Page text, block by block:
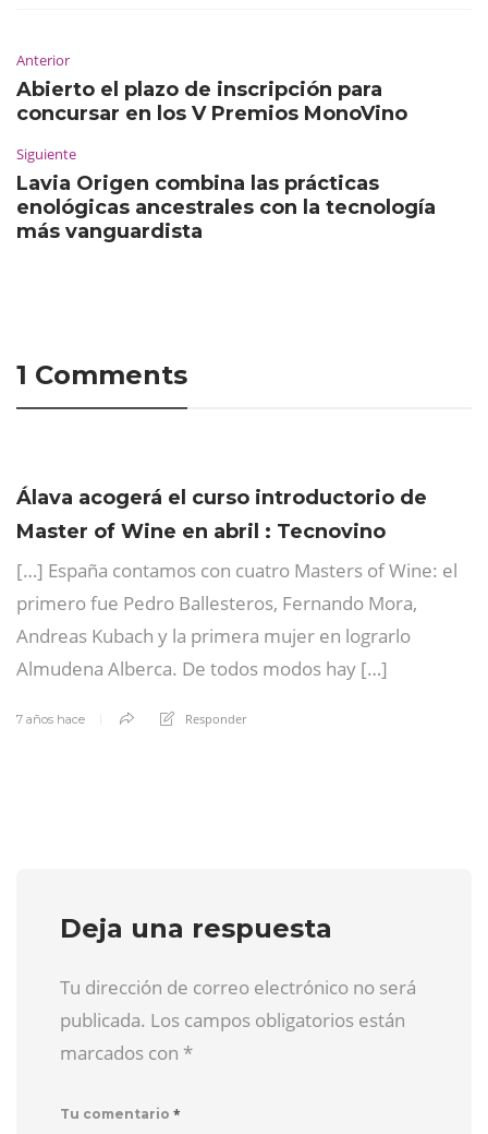
Anterior
Abierto el plazo de inscripción para
concursar en los V Premios MonoVino
Siguiente
Lavia Origen combina las prácticas
enológicas ancestrales con la tecnología
más vanguardista
1 Comments
Álava acogerá el curso introductorio de
Master of Wine en abril : Tecnovino
[…] España contamos con cuatro Masters of Wine: el
primero fue Pedro Ballesteros, Fernando Mora,
Andreas Kubach y la primera mujer en lograrlo
Almudena Alberca. De todos modos hay […]
7 años hace Responder
Deja una respuesta
Tu dirección de correo electrónico no será
publicada. Los campos obligatorios están
marcados con *
Tu comentario *